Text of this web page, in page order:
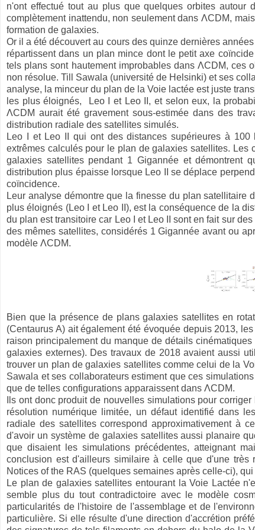
n'ont effectué tout au plus que quelques orbites
complètement inattendu, non seulement dans ΛCDM,
formation de galaxies.
Or il a été découvert au cours des quinze dernières
répartissent dans un plan mince dont le petit axe
tels plans sont hautement improbables dans ΛCDM, ces
non résolue. Till Sawala (université de Helsinki) et ses
analyse, la minceur du plan de la Voie lactée est juste
les plus éloignés, Leo I et Leo II, et selon eux, la
ΛCDM aurait été gravement sous-estimée dans des
distribution radiale des satellites simulés.
Leo I et Leo II qui ont des distances supérieures à 100
extrêmes calculés pour le plan de galaxies satellites.
galaxies satellites pendant 1 Gigannée et démontrent
distribution plus épaisse lorsque Leo II se déplace
coïncidence.
Leur analyse démontre que la finesse du plan
plus éloignés (Leo I et Leo II), est la conséquence de la
du plan est transitoire car Leo I et Leo II sont en fait sur
des mêmes satellites, considérés 1 Gigannée avant ou
modèle ΛCDM.
Bien que la présence de plans galaxies satellites en
(Centaurus A) ait également été évoquée depuis 2013,
raison principalement du manque de détails
galaxies externes). Des travaux de 2018 avaient aussi
trouver un plan de galaxies satellites comme celui de la
Sawala et ses collaborateurs estiment que ces
que de telles configurations apparaissent dans ΛCDM.
Ils ont donc produit de nouvelles simulations pour
résolution numérique limitée, un défaut identifié dans
radiale des satellites correspond approximativement à
d'avoir un système de galaxies satellites aussi planaire
que disaient les simulations précédentes, atteignant
conclusion est d'ailleurs similaire à celle que d'une
Notices of the RAS (quelques semaines après celle-ci),
Le plan de galaxies satellites entourant la Voie Lactée
semble plus du tout contradictoire avec le modèle
particularités de l'histoire de l'assemblage et de
particulière. Si elle résulte d'une direction d'accrétion